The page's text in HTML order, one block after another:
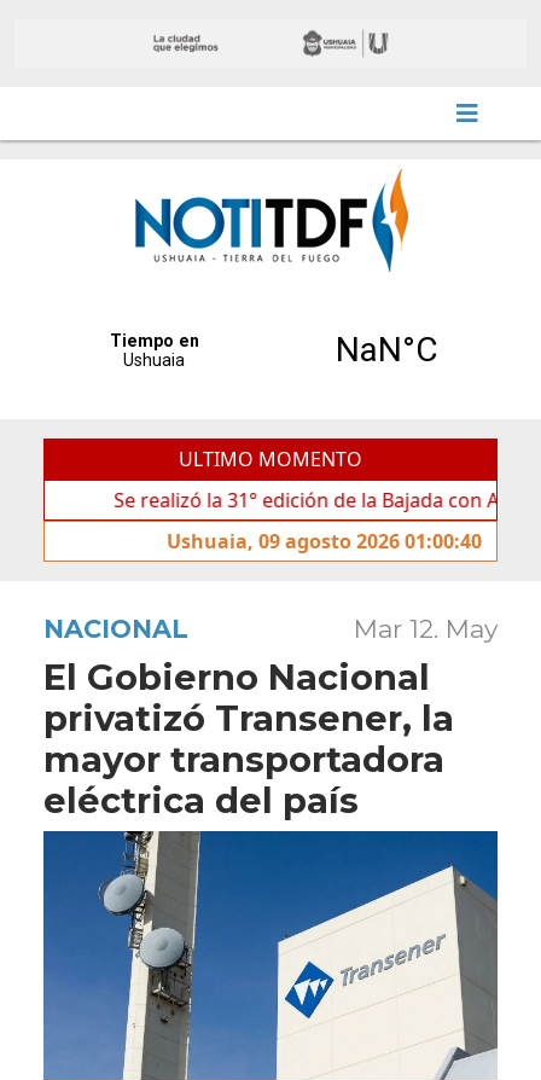
ULTIMO MOMENTO
Se realizó la 31° edición de la Bajada con Antorchas
Ushuaia, 09 agosto 2026 01:00:40
NACIONAL Mar 12. May
El Gobierno Nacional
privatizó Transener, la
mayor transportadora
eléctrica del país